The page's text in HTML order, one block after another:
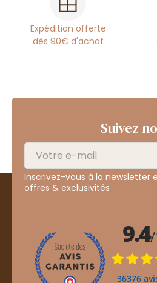
Expédition offerte
dès 90€ d'achat
Suivez
Inscrivez-vous à la newsletter
offres & exclusivités